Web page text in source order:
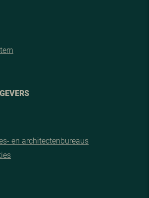
en architectenbureaus